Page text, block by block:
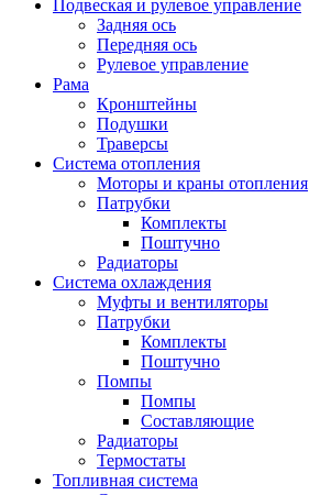
Подвеская и рулевое управление
Задняя ось
Передняя ось
Рулевое управление
Рама
Кронштейны
Подушки
Траверсы
Система отопления
Моторы и краны отопления
Патрубки
Комплекты
Поштучно
Радиаторы
Система охлаждения
Муфты и вентиляторы
Патрубки
Комплекты
Поштучно
Помпы
Помпы
Составляющие
Радиаторы
Термостаты
Топливная система